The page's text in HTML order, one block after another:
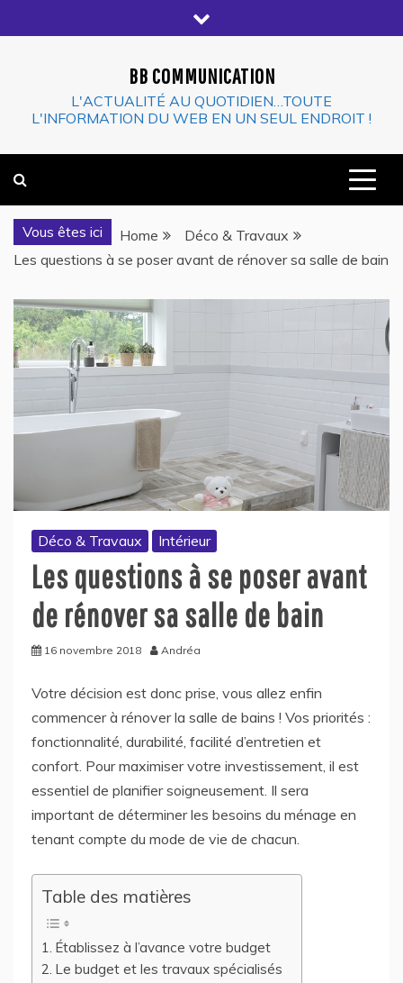
to
BB COMMUNICATION
L'ACTUALITÉ AU QUOTIDIEN…TOUTE
L'INFORMATION DU WEB EN UN SEUL ENDROIT !
Vous êtes ici Home
Déco & Travaux
Les questions à se poser avant de rénover sa salle de bain
Déco & Travaux Intérieur
Les questions à se poser avant
de rénover sa salle de bain
16 novembre 2018 Andréa
Votre décision est donc prise, vous allez enfin
commencer à rénover la salle de bains ! Vos priorités :
fonctionnalité, durabilité, facilité d’entretien et
confort. Pour maximiser votre investissement, il est
essentiel de planifier soigneusement. Il sera
important de déterminer les besoins du ménage en
tenant compte du mode de vie de chacun.
Table des matières
Établissez à l’avance votre budget
Le budget et les travaux spécialisés